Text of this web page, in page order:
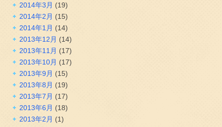
2014年3月 (19)
2014年2月 (15)
2014年1月 (14)
2013年12月 (14)
2013年11月 (17)
2013年10月 (17)
2013年9月 (15)
2013年8月 (19)
2013年7月 (17)
2013年6月 (18)
2013年2月 (1)